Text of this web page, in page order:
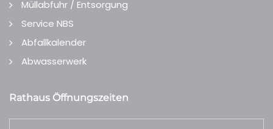
Müllabfuhr / Entsorgung
Service NBS
Abfallkalender
Abwasserwerk
Rathaus Öffnungszeiten